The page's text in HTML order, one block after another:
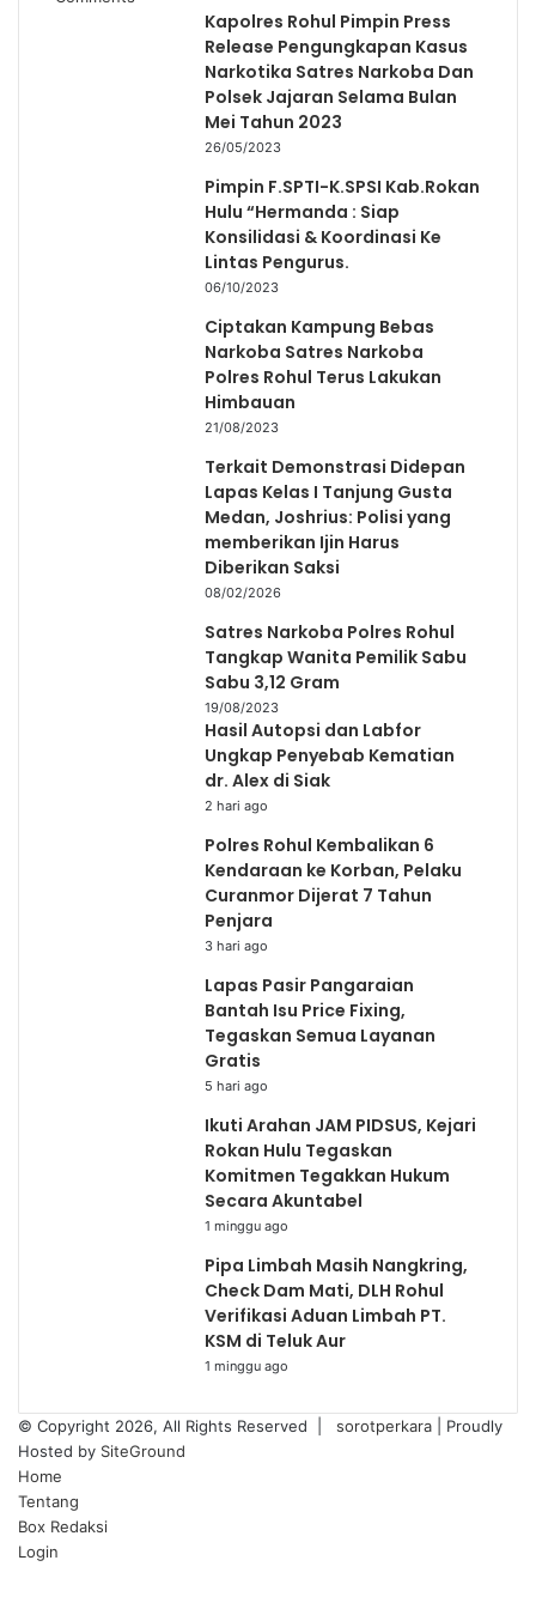
Kapolres Rohul Pimpin Press
Release Pengungkapan Kasus
Narkotika Satres Narkoba Dan
Polsek Jajaran Selama Bulan
Mei Tahun 2023
26/05/2023
Pimpin F.SPTI-K.SPSI Kab.Rokan
Hulu “Hermanda : Siap
Konsilidasi & Koordinasi Ke
Lintas Pengurus.
06/10/2023
Ciptakan Kampung Bebas
Narkoba Satres Narkoba
Polres Rohul Terus Lakukan
Himbauan
21/08/2023
Terkait Demonstrasi Didepan
Lapas Kelas I Tanjung Gusta
Medan, Joshrius: Polisi yang
memberikan Ijin Harus
Diberikan Saksi
08/02/2026
Satres Narkoba Polres Rohul
Tangkap Wanita Pemilik Sabu
Sabu 3,12 Gram
19/08/2023
Hasil Autopsi dan Labfor
Ungkap Penyebab Kematian
dr. Alex di Siak
2 hari ago
Polres Rohul Kembalikan 6
Kendaraan ke Korban, Pelaku
Curanmor Dijerat 7 Tahun
Penjara
3 hari ago
Lapas Pasir Pangaraian
Bantah Isu Price Fixing,
Tegaskan Semua Layanan
Gratis
5 hari ago
Ikuti Arahan JAM PIDSUS, Kejari
Rokan Hulu Tegaskan
Komitmen Tegakkan Hukum
Secara Akuntabel
1 minggu ago
Pipa Limbah Masih Nangkring,
Check Dam Mati, DLH Rohul
Verifikasi Aduan Limbah PT.
KSM di Teluk Aur
1 minggu ago
© Copyright 2026, All Rights Reserved | sorotperkara
| Proudly
Hosted by SiteGround
Home
Tentang
Box Redaksi
Login